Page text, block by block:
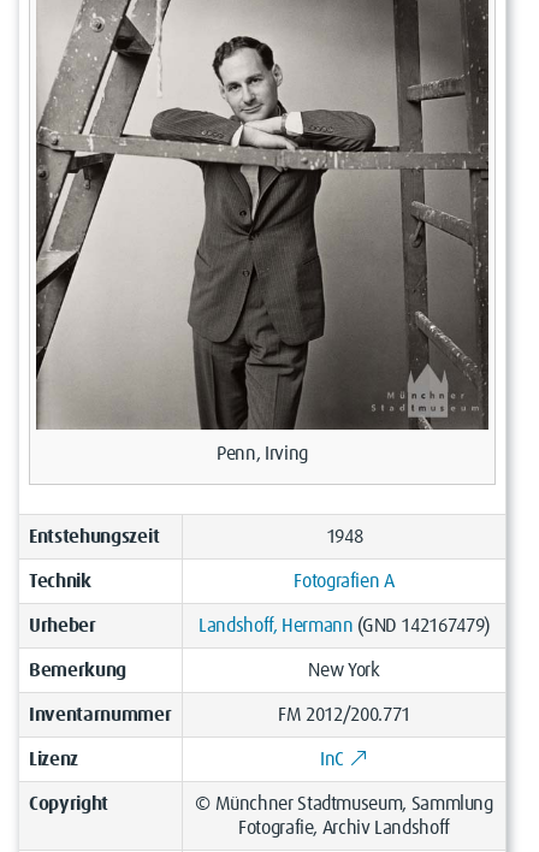
Penn, Irving
Entstehungszeit 1948
Technik Fotografien A
Urheber Landshoff, Hermann (GND 142167479)
Bemerkung New York
Inventarnummer FM 2012/200.771
Lizenz InC
Copyright
© Münchner Stadtmuseum, Sammlung
Fotografie, Archiv Landshoff